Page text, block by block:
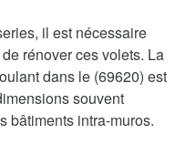
il est nécessaire
rénover ces volets. La
dans le (69620) est
souvent
bâtiments intra-muros.